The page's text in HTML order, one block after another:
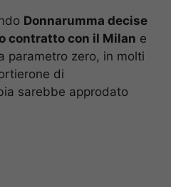
Donnarumma decise
contratto con il Milan e
parametro zero, in molti
di
sarebbe approdato